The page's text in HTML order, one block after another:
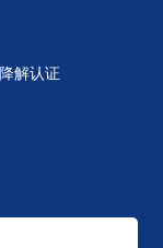
降解认证